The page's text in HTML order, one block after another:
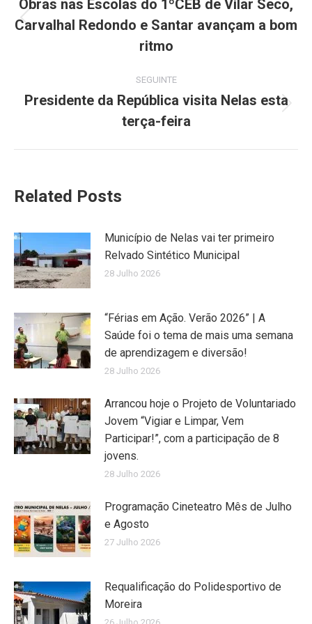
Previous
post:
Obras nas Escolas do 1ºCEB de Vilar Seco,
Carvalhal Redondo e Santar avançam a bom
ritmo
SEGUINTE
post:
Presidente da República visita Nelas esta
terça-feira
Related Posts
Município de Nelas vai ter primeiro
Relvado Sintético Municipal
28 Julho 2026
“Férias em Ação. Verão 2026” | A
Saúde foi o tema de mais uma semana
de aprendizagem e diversão!
28 Julho 2026
Arrancou hoje o Projeto de Voluntariado
Jovem “Vigiar e Limpar, Vem
Participar!”, com a participação de 8
jovens.
28 Julho 2026
Programação Cineteatro Mês de Julho
e Agosto
27 Julho 2026
Requalificação do Polidesportivo de
Moreira